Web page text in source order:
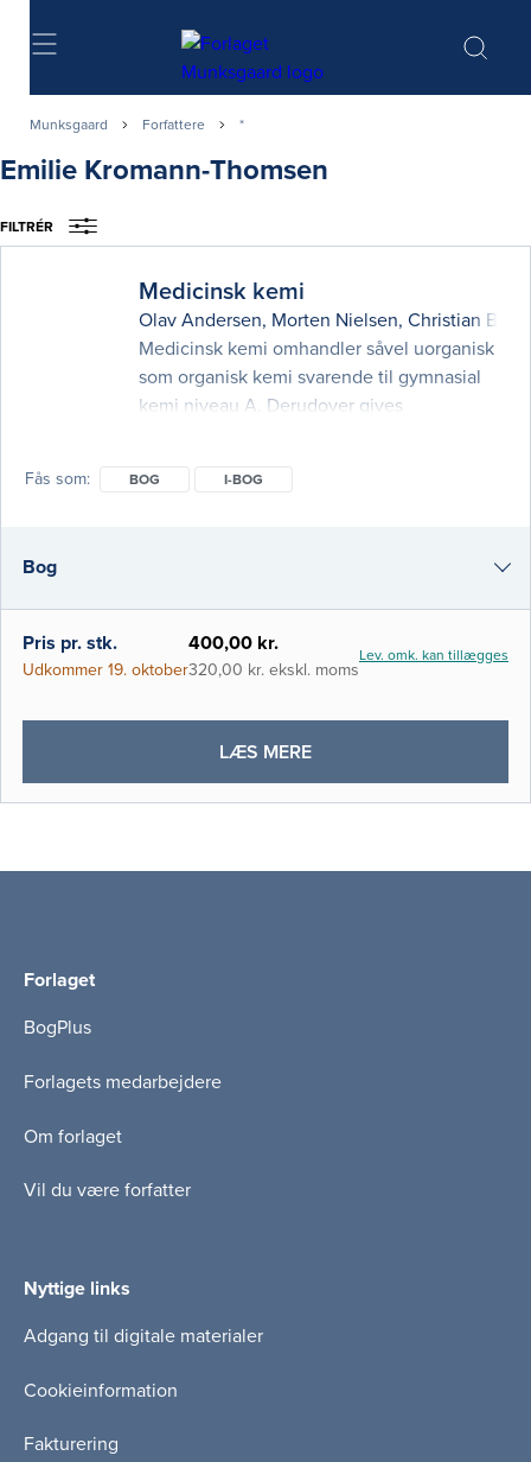
Søg
Munksgaard Forfattere *
Emilie Kromann-Thomsen
FILTRÉR
Medicinsk kemi
Olav Andersen, Morten Nielsen, Christian
Medicinsk kemi omhandler såvel uorganisk
som organisk kemi svarende til gymnasial
kemi niveau A. Derudover gives
som kulhydrater, aminosyrer/proteiner,
der er nødvendig for at forstå faget biokemi
på de sundhedsvidensk
Fås som BOG I-BOG
Bog
i-bog
Pris pr. stk.
Udkommer 19. oktober
400,00 kr.
320,00 kr. ekskl. moms
Lev. omk. kan tillægges
LÆS MEREOM
MEDICINSK
KEMI
Forlaget
BogPlus
Forlagets medarbejdere
Om forlaget
Vil du være forfatter
Nyttige links
Adgang til digitale materialer
Cookieinformation
Fakturering